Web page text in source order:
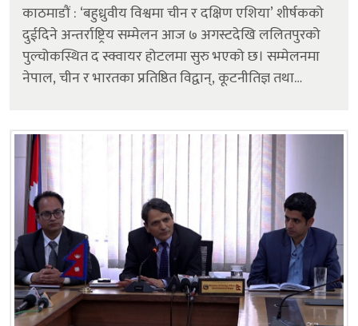
काठमाडौं : ‘बहुध्रुवीय विश्वमा चीन र दक्षिण एशिया’ शीर्षकको
दुईदिने अन्तर्राष्ट्रिय सम्मेलन आज ७ अगस्टदेखि ललितपुरको
पुल्चोकस्थित द स्क्वायर होटलमा सुरु भएको छ। सम्मेलनमा
नेपाल, चीन र भारतका प्रतिष्ठित विद्वान्, कूटनीतिज्ञ तथा